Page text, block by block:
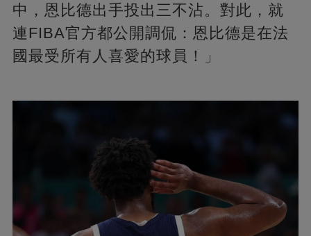
中，恩比德出手投出三不沾。對此，就
連FIBA官方都公開調侃：恩比德是在法
國最受所有人喜愛的球員！」